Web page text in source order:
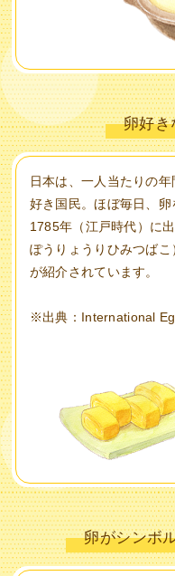
卵好き
日本は、一人当たりの
好き国民。ほぼ毎日、卵
1785年（江戸時代）に
ぽうりょうりひみつば
が紹介されています。
※出典：International
卵がシンボ